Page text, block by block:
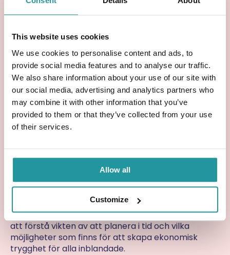
This website uses cookies
We use cookies to personalise content and ads, to
provide social media features and to analyse our traffic.
We also share information about your use of our site with
our social media, advertising and analytics partners who
may combine it with other information that you’ve
provided to them or that they’ve collected from your use
of their services.
Allow all
Customize
du och din partner äger bostad tillsammans
det finns barn från tidigare relationer
ni vill undvika att ekonomiska frågor skapar
konflikter
ni vill säkerställa trygghet för efterlevande
JustInCase – ökar
kunskapen om
livförsäkring och arv
JustInCasearbetar för att sprida information om
hur livförsäkring, arv och familjeekonomi påverkar
varandra, särskilt i familjer där särkullbarn finns.
Genom att öka kunskapen vill JustInCase hjälpa fler
att förstå vikten av att planera i tid och vilka
möjligheter som finns för att skapa ekonomisk
trygghet för alla inblandade.